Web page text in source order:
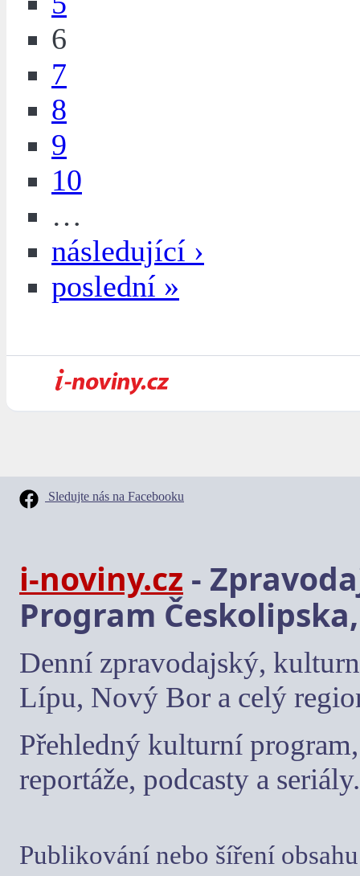
6
7
8
9
10
…
následující ›
poslední »
Sledujte nás na Facebooku
i-noviny.cz -
Program
Denní zpravodajský,
Lípu, Nový Bor a celý
Přehledný kulturní
reportáže, podcasty a seriály.
Publikování nebo šíření